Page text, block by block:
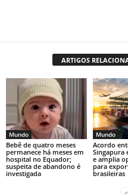
ARTIGOS
Mundo
Bebê de quatro meses
permanece há meses em
hospital no Equador;
suspeita de abandono é
investigada
Mundo
Acordo
Singapura
e amplia
para
brasileiras